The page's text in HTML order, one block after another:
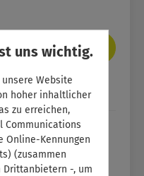
den gewünschten
Warenkorb
uns wichtig.
Website
hoher inhaltlicher
zu erreichen,
Communications
Online-Kennungen
(zusammen
Drittanbietern -, um